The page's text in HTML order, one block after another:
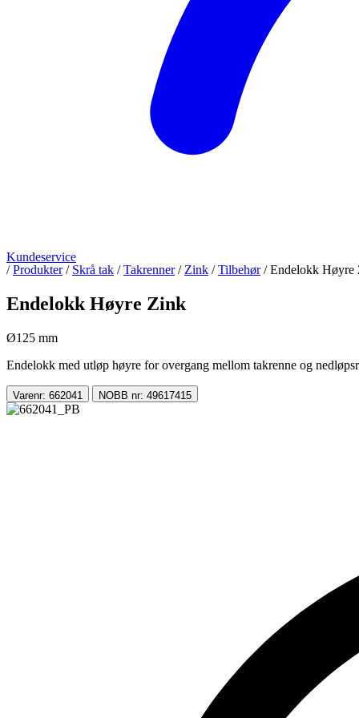
Kundeservice
/ Produkter / Skrå tak / Takrenner / Zink / Tilbehør / Endelokk Høyre
Endelokk Høyre Zink
Ø125 mm
Endelokk med utløp høyre for overgang mellom takrenne og
Varenr: 662041 NOBB nr: 49617415